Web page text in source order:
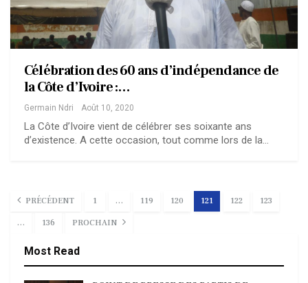
Célébration des 60 ans d’indépendance de
la Côte d’Ivoire :…
Germain Ndri Août 10, 2020
La Côte d’Ivoire vient de célébrer ses soixante ans
d’existence. A cette occasion, tout comme lors de la…
PRÉCÉDENT 1 … 119 120 121 122 123
… 136 PROCHAIN
Most Read